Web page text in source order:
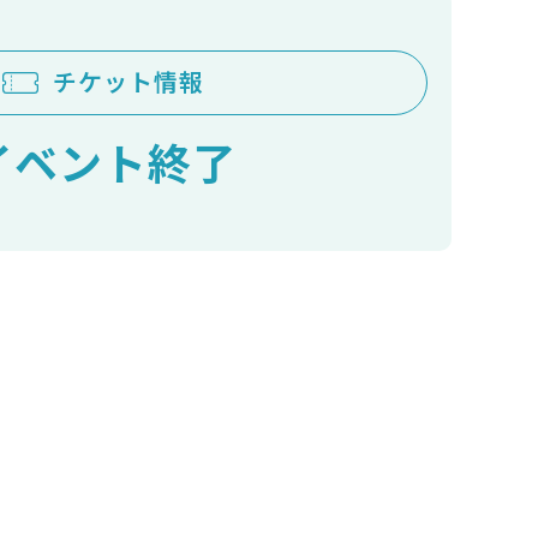
チケット情報
ベント終了